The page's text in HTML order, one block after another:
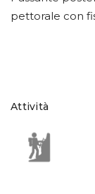
pettorale con
Attività